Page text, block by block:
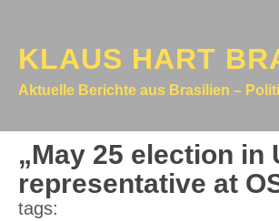
KLAUS HART
Aktuelle Berichte aus Brasilien –
„May 25 election
representative at
tags: